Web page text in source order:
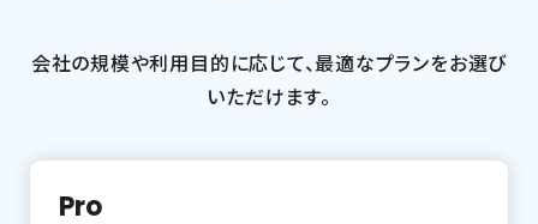
会社の規模や利用目的に応じて、最適なプランをお選び
いただけます。
Pro